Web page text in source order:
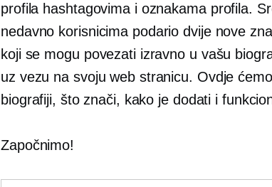
profila hashtagovima i oznakama profila.
nedavno korisnicima podario dvije nove
koji se mogu povezati izravno u vašu
uz vezu na svoju web stranicu. Ovdje
biografiji, što znači, kako je dodati i
Započnimo!